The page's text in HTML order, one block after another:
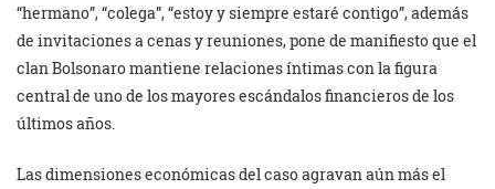
“hermano”, “colega”, “estoy y siempre estaré contigo”, además
de invitaciones a cenas y reuniones, pone de manifiesto que el
clan Bolsonaro mantiene relaciones íntimas con la figura
central de uno de los mayores escándalos financieros de los
últimos años.
Las dimensiones económicas del caso agravan aún más el